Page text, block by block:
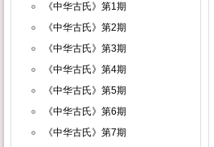
《中华古氏》第1期
《中华古氏》第2期
《中华古氏》第3期
《中华古氏》第4期
《中华古氏》第5期
《中华古氏》第6期
《中华古氏》第7期